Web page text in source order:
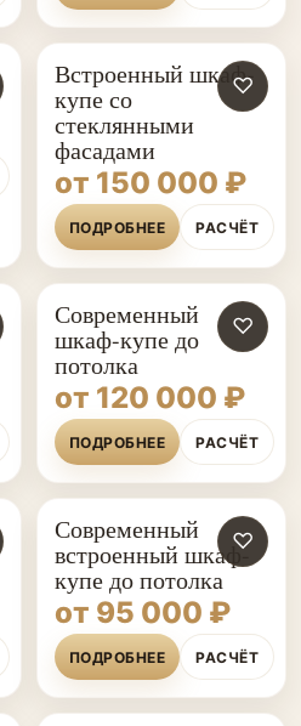
♡
Встроенный шкаф-
купе со
стеклянными
фасадами
от 150 000 ₽
ПОДРОБНЕЕ РАСЧЁТ
♡
Современный
шкаф-купе до
потолка
от 120 000 ₽
ПОДРОБНЕЕ РАСЧЁТ
♡
Современный
встроенный шкаф-
купе до потолка
от 95 000 ₽
ПОДРОБНЕЕ РАСЧЁТ